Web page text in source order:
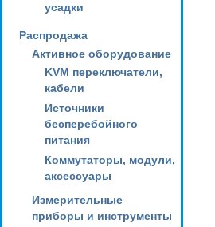
усадки
Распродажа
Активное оборудование
KVM переключатели,
кабели
Источники
бесперебойного
питания
Коммутаторы, модули,
аксессуары
Измерительные
приборы и инструменты